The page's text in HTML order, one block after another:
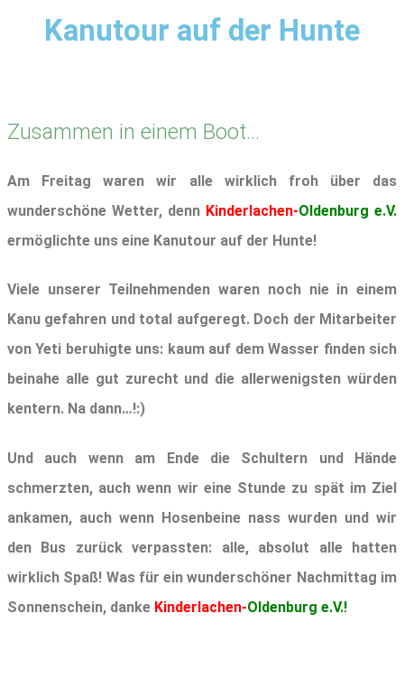
Kanutour auf der Hunte
Zusammen in einem Boot...
Am Freitag waren wir alle wirklich froh über das
wunderschöne Wetter, denn Kinderlachen-Oldenburg e.V.
ermöglichte uns eine Kanutour auf der Hunte!
Viele unserer Teilnehmenden waren noch nie in einem
Kanu gefahren und total aufgeregt. Doch der Mitarbeiter
von Yeti beruhigte uns: kaum auf dem Wasser finden sich
beinahe alle gut zurecht und die allerwenigsten würden
kentern. Na dann…!:)
Und auch wenn am Ende die Schultern und Hände
schmerzten, auch wenn wir eine Stunde zu spät im Ziel
ankamen, auch wenn Hosenbeine nass wurden und wir
den Bus zurück verpassten: alle, absolut alle hatten
wirklich Spaß! Was für ein wunderschöner Nachmittag im
Sonnenschein, danke Kinderlachen-Oldenburg e.V.!